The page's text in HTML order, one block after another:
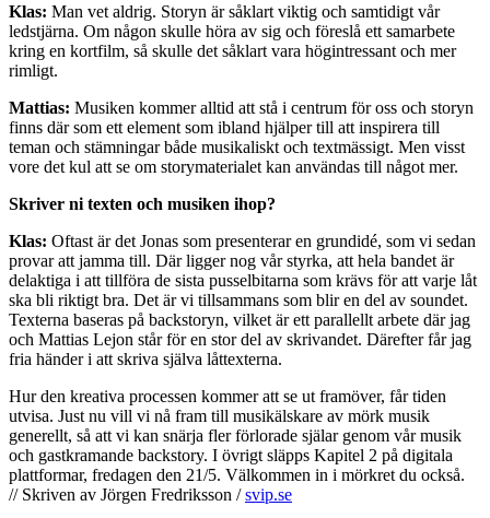
Klas: Man vet aldrig. Storyn är såklart viktig och samtidigt vår
ledstjärna. Om någon skulle höra av sig och föreslå ett samarbete
kring en kortfilm, så skulle det såklart vara högintressant och mer
rimligt.
Mattias: Musiken kommer alltid att stå i centrum för oss och storyn
finns där som ett element som ibland hjälper till att inspirera till
teman och stämningar både musikaliskt och textmässigt. Men visst
vore det kul att se om storymaterialet kan användas till något mer.
Skriver ni texten och musiken ihop?
Klas: Oftast är det Jonas som presenterar en grundidé, som vi sedan
provar att jamma till. Där ligger nog vår styrka, att hela bandet är
delaktiga i att tillföra de sista pusselbitarna som krävs för att varje låt
ska bli riktigt bra. Det är vi tillsammans som blir en del av soundet.
Texterna baseras på backstoryn, vilket är ett parallellt arbete där jag
och Mattias Lejon står för en stor del av skrivandet. Därefter får jag
fria händer i att skriva själva låttexterna.
Hur den kreativa processen kommer att se ut framöver, får tiden
utvisa. Just nu vill vi nå fram till musikälskare av mörk musik
generellt, så att vi kan snärja fler förlorade själar genom vår musik
och gastkramande backstory. I övrigt släpps Kapitel 2 på digitala
plattformar, fredagen den 21/5. Välkommen in i mörkret du också.
// Skriven av Jörgen Fredriksson /svip.se